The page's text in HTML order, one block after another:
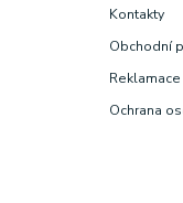
Kontakty
Obchodní
Ochrana